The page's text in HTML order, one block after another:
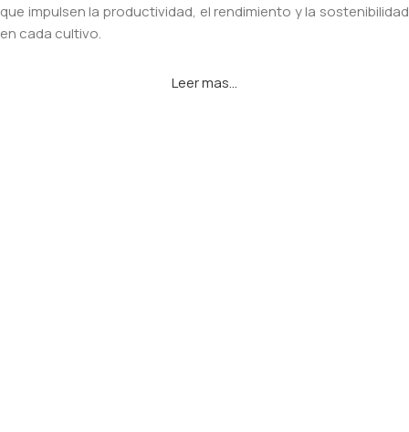
que impulsen la productividad, el rendimiento y la sostenibilidad
en cada cultivo.
Leer mas...